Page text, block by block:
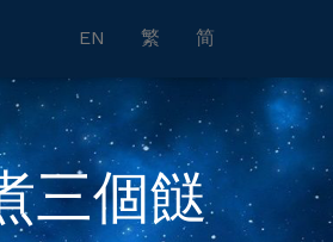
EN 繁 简
三個餸